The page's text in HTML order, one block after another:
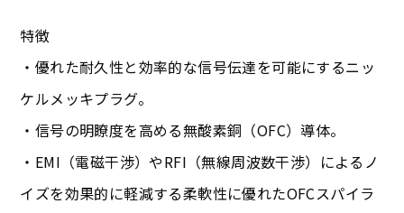
特徴
・優れた耐久性と効率的な信号伝達を可能にするニッ
ケルメッキプラグ。
・信号の明瞭度を高める無酸素銅（OFC）導体。
・EMI（電磁干渉）やRFI（無線周波数干渉）によるノ
イズを効果的に軽減する柔軟性に優れたOFCスパイラ